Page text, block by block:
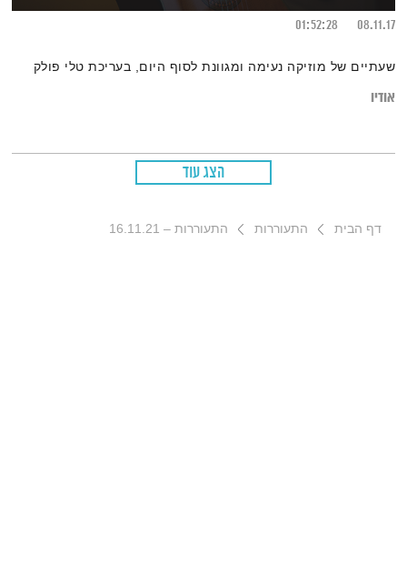
08.11.17
01:52:28
שעתיים של מוזיקה נעימה ומגוונת לסוף היום, בעריכת טלי פולק
אודיו
הצג עוד
דף הבית התעוררות התעוררות – 16.11.21